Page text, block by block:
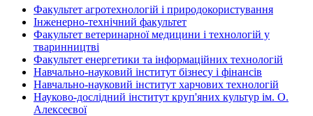
Факультет агротехнологій і природокористування
Інженерно-технічний факультет
Факультет ветеринарної медицини і технологій у
тваринництві
Факультет енергетики та інформаційних технологій
Навчально-науковий інститут бізнесу і фінансів
Навчально-науковий інститут харчових технологій
Науково-дослідний інститут круп'яних культур ім. О.
Алексеєвої